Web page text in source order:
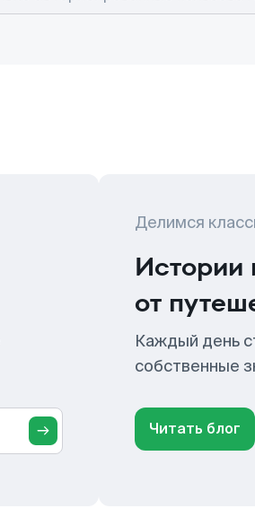
Делимся
Истории
от
Каждый день
собственные
Читать блог